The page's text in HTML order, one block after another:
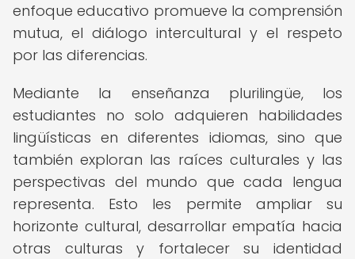
enfoque educativo promueve la comprensión
mutua, el diálogo intercultural y el respeto
por las diferencias.
Mediante la enseñanza plurilingüe, los
estudiantes no solo adquieren habilidades
lingüísticas en diferentes idiomas, sino que
también exploran las raíces culturales y las
perspectivas del mundo que cada lengua
representa. Esto les permite ampliar su
horizonte cultural, desarrollar empatía hacia
otras culturas y fortalecer su identidad